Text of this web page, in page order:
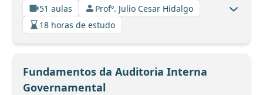
51 aulas
Profº. Julio Cesar Hidalgo
18 horas de estudo
Fundamentos da Auditoria Interna
Governamental